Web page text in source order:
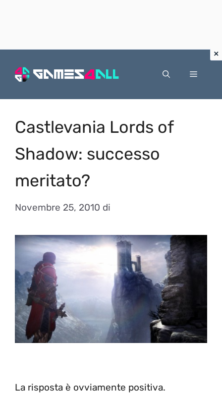
Menu
Castlevania Lords of
Shadow: successo
meritato?
Novembre 25, 2010 di
La risposta è ovviamente positiva.